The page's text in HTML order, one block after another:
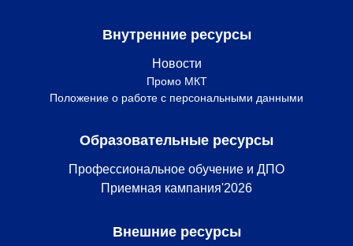
Внутренние ресурсы
Новости
Промо МКТ
Положение о работе с персональными данными
Образовательные ресурсы
Профессиональное обучение и ДПО
Приемная кампания'2026
Внешние ресурсы